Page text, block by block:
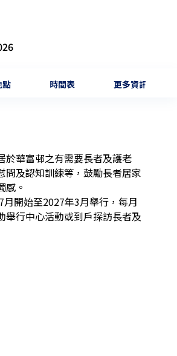
點 時間表 更多資訊
於華富邨之有需要長者及護老
問及認知訓練等，鼓勵長者居家
感。
月開始至2027年3月舉行，每月
舉行中心活動或到戶探訪長者及